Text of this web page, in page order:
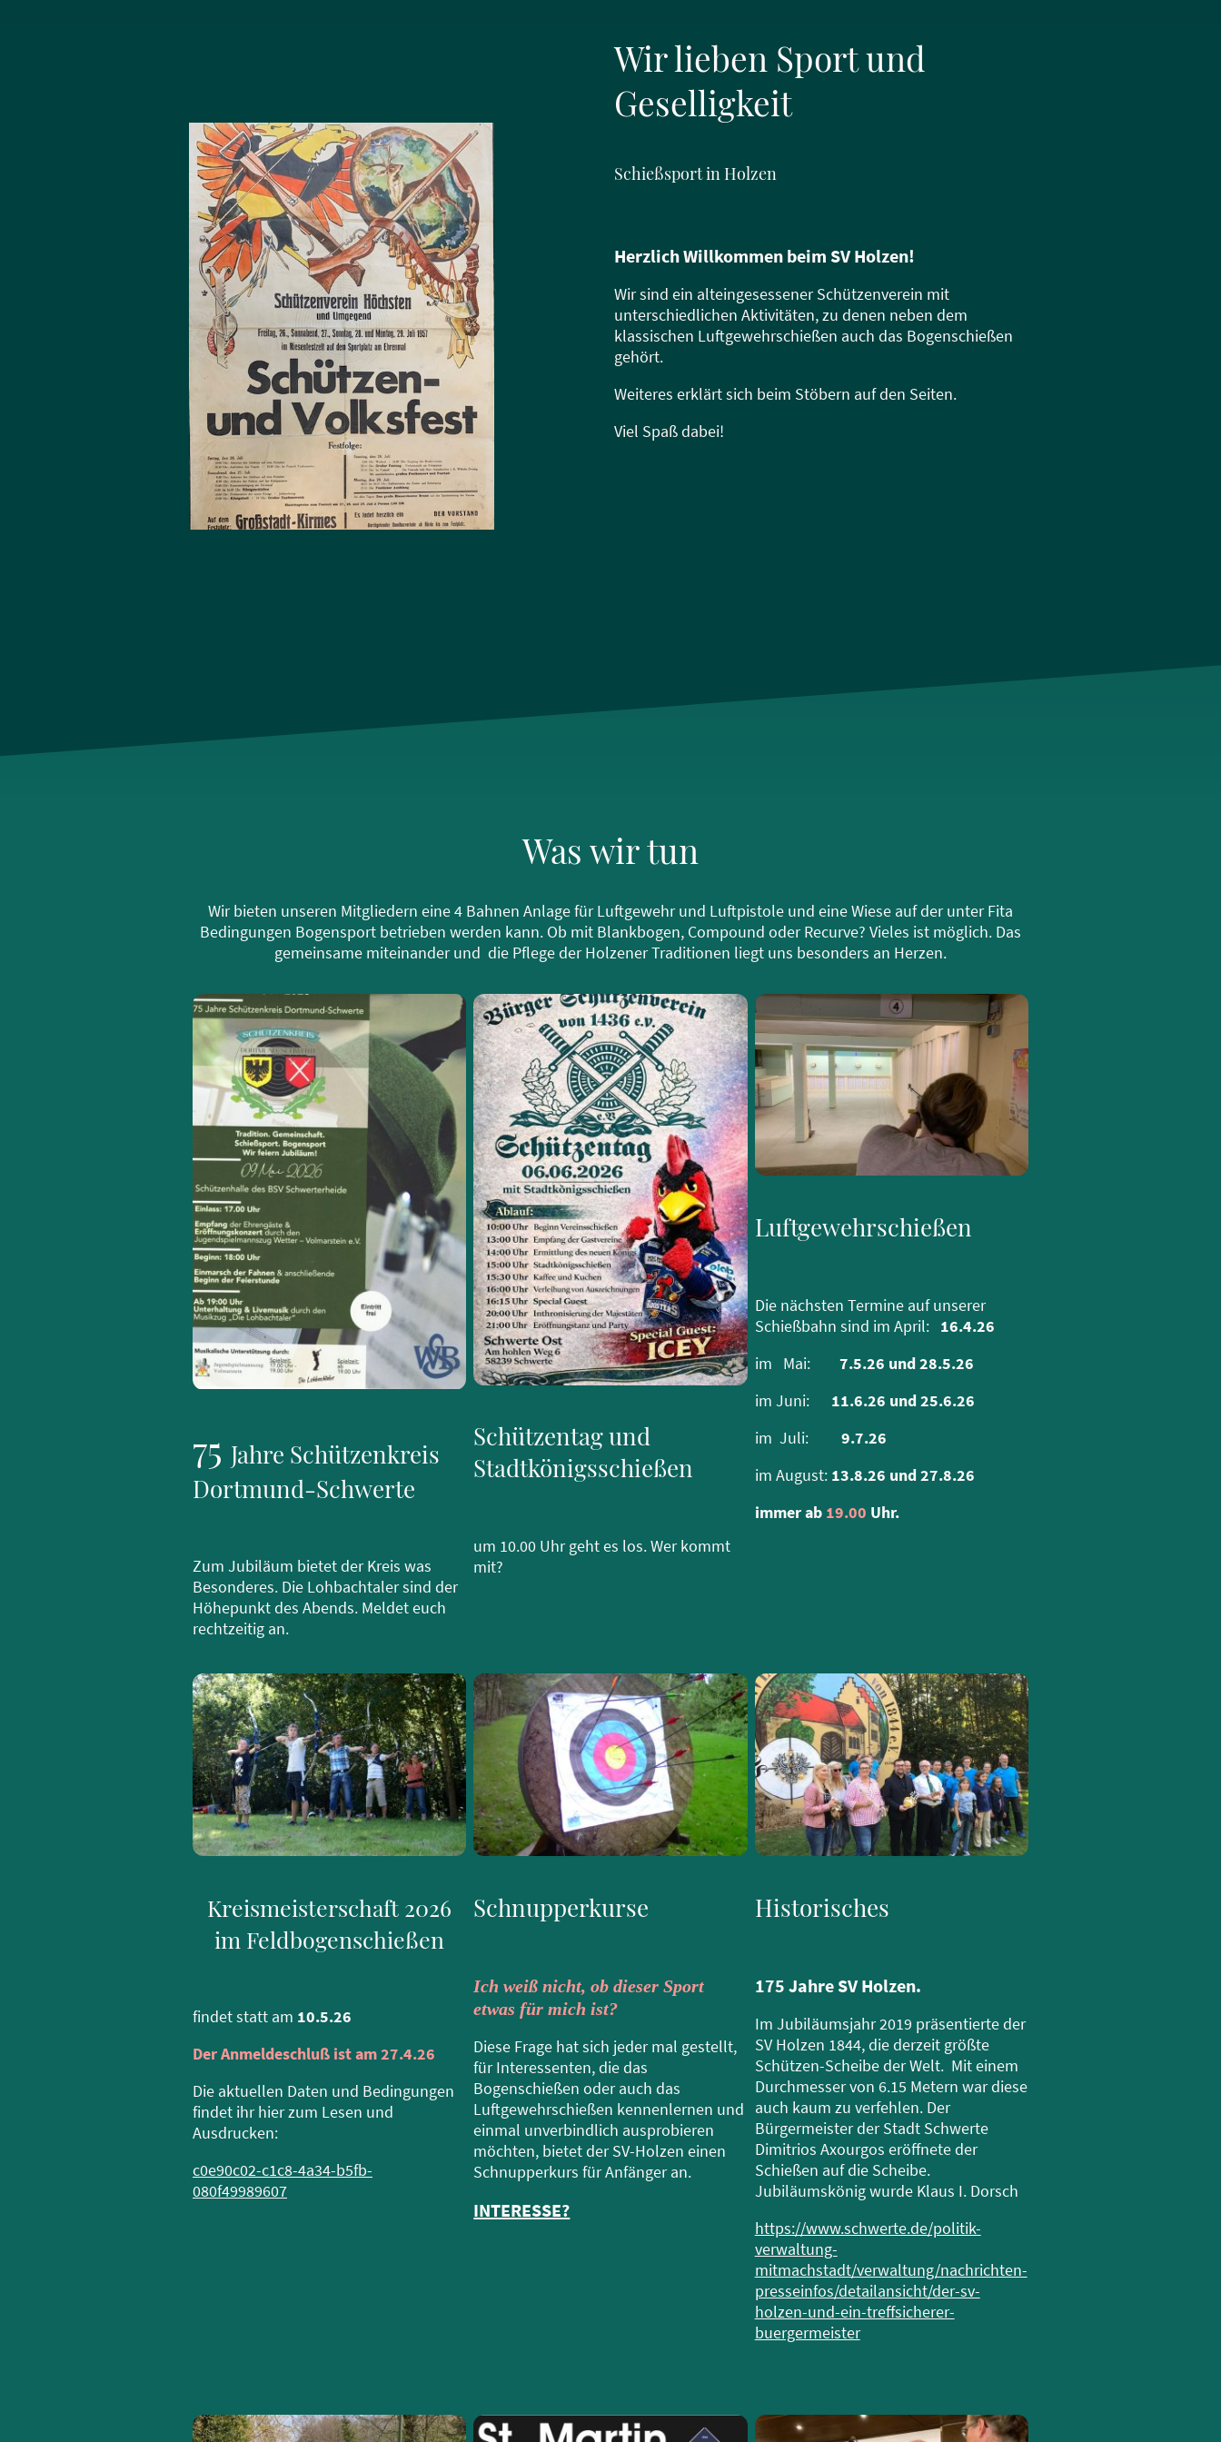
Wir lieben Sport und
Geselligkeit
Schießsport in Holzen
Herzlich Willkommen beim SV Holzen!
Wir sind ein alteingesessener Schützenverein mit
unterschiedlichen Aktivitäten, zu denen neben dem
klassischen Luftgewehrschießen auch das Bogenschießen
gehört.
Weiteres erklärt sich beim Stöbern auf den Seiten.
Viel Spaß dabei!
Was wir tun
Wir bieten unseren Mitgliedern eine 4 Bahnen Anlage für Luftgewehr und Luftpistole und eine Wiese auf der unter Fita
Bedingungen Bogensport betrieben werden kann. Ob mit Blankbogen, Compound oder Recurve? Vieles ist möglich. Das
gemeinsame miteinander und die Pflege der Holzener Traditionen liegt uns besonders an Herzen.
75 Jahre Schützenkreis
Dortmund-Schwerte
Zum Jubiläum bietet der Kreis was
Besonderes. Die Lohbachtaler sind der
Höhepunkt des Abends. Meldet euch
rechtzeitig an.
Schützentag und
Stadtkönigsschießen
um 10.00 Uhr geht es los. Wer kommt
mit?
Luftgewehrschießen
Die nächsten Termine auf unserer
Schießbahn sind im April: 16.4.26
im Mai: 7.5.26 und 28.5.26
im Juni:11.6.26 und 25.6.26
im Juli: 9.7.26
im August: 13.8.26 und 27.8.26
immer ab 19.00 Uhr.
Kreismeisterschaft 2026
im Feldbogenschießen
findet statt am 10.5.26
Der Anmeldeschluß ist am 27.4.26
Die aktuellen Daten und Bedingungen
findet ihr hier zum Lesen und
Ausdrucken:
c0e90c02-c1c8-4a34-b5fb-
080f49989607
Schnupperkurse
Ich weiß nicht, ob dieser Sport
etwas für mich ist?
Diese Frage hat sich jeder mal gestellt,
für Interessenten, die das
Bogenschießen oder auch das
Luftgewehrschießen kennenlernen und
einmal unverbindlich ausprobieren
möchten, bietet der SV-Holzen einen
Schnupperkurs für Anfänger an.
INTERESSE?
Historisches
175 Jahre SV Holzen.
Im Jubiläumsjahr 2019 präsentierte der
SV Holzen 1844, die derzeit größte
Schützen-Scheibe der Welt. Mit einem
Durchmesser von 6.15 Metern war diese
auch kaum zu verfehlen. Der
Bürgermeister der Stadt Schwerte
Dimitrios Axourgos eröffnete der
Schießen auf die Scheibe.
Jubiläumskönig wurde Klaus I. Dorsch
https://www.schwerte.de/politik-
verwaltung-
mitmachstadt/verwaltung/nachrichten-
presseinfos/detailansicht/der-sv-
holzen-und-ein-treffsicherer-
buergermeister